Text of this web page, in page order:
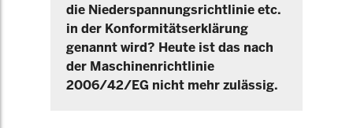
die Niederspannungsrichtlinie etc.
in der Konformitätserklärung
genannt wird? Heute ist das nach
der Maschinenrichtlinie
2006/42/EG nicht mehr zulässig.